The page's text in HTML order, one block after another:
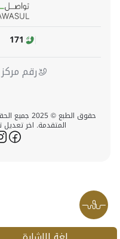
171
رقم
حقوق الطبع
المتقدمة. اخر تعديل تم بتاريخ: